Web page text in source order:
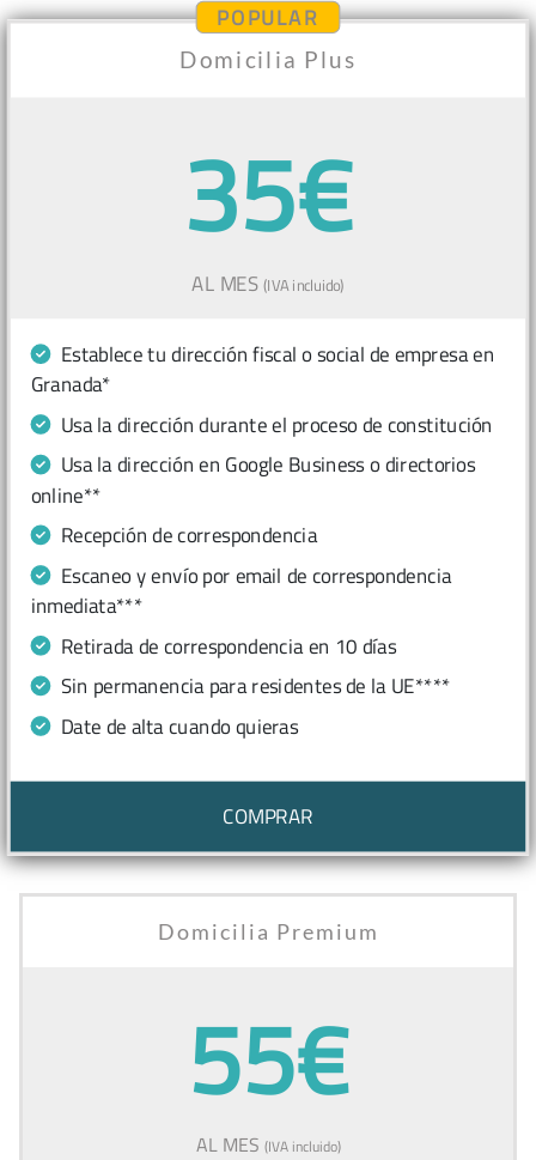
POPULAR
Domicilia Plus
35€
AL MES(IVA incluido)
Establece tu dirección fiscal o social de empresa en
Granada*
Usa la dirección durante el proceso de constitución
Usa la dirección en Google Business o directorios
online**
Recepción de correspondencia
Escaneo y envío por email de correspondencia
inmediata***
Retirada de correspondencia en 10 días
Sin permanencia para residentes de la UE****
Date de alta cuando quieras
COMPRAR
Domicilia Premium
55€
AL MES (IVA incluido)